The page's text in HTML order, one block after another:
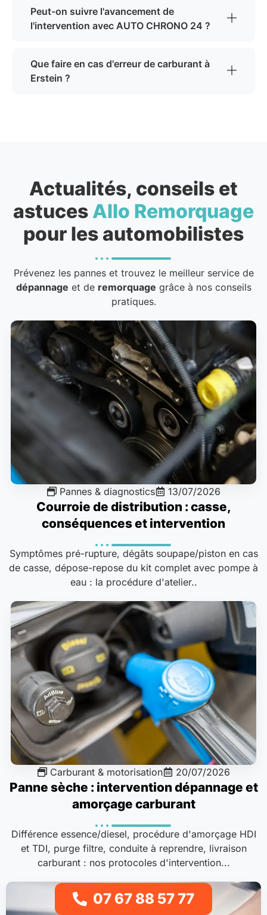
Peut-on suivre l'avancement de
l'intervention avec AUTO CHRONO 24 ?
Que faire en cas d'erreur de carburant à
Erstein ?
Actualités, conseils et
astuces Allo Remorquage
pour les automobilistes
Prévenez les pannes et trouvez le meilleur service de
dépannage et de remorquage grâce à nos conseils
pratiques.
Pannes & diagnostics 13/07/2026
Courroie de distribution : casse,
conséquences et intervention
Symptômes pré-rupture, dégâts soupape/piston en cas
de casse, dépose-repose du kit complet avec pompe à
eau : la procédure d'atelier..
Carburant & motorisation 20/07/2026
Panne sèche : intervention dépannage et
amorçage carburant
Différence essence/diesel, procédure d'amorçage HDI
et TDI, purge filtre, conduite à reprendre, livraison
carburant : nos protocoles d'intervention...
07 67 88 57 77